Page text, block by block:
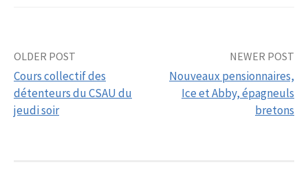
Post
navigation
OLDER POST
Cours collectif des
détenteurs du CSAU du
jeudi soir
NEWER POST
Nouveaux pensionnaires,
Ice et Abby, épagneuls
bretons